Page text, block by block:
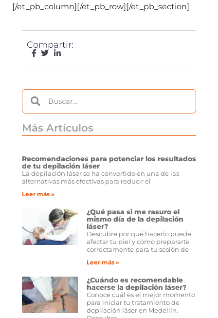
[/et_pb_column][/et_pb_row][/et_pb_section]
Compartir:
Más Artículos
Recomendaciones para potenciar los resultados
de tu depilación láser
La depilación láser se ha convertido en una de las
alternativas más efectivas para reducir el
Leer más »
¿Qué pasa si me rasuro el
mismo día de la depilación
láser?
Descubre por qué hacerlo puede
afectar tu piel y cómo prepararte
correctamente para tu sesión de
Leer más »
¿Cuándo es recomendable
hacerse la depilación láser?
Conoce cuál es el mejor momento
para iniciar tu tratamiento de
depilación láser en Medellín.